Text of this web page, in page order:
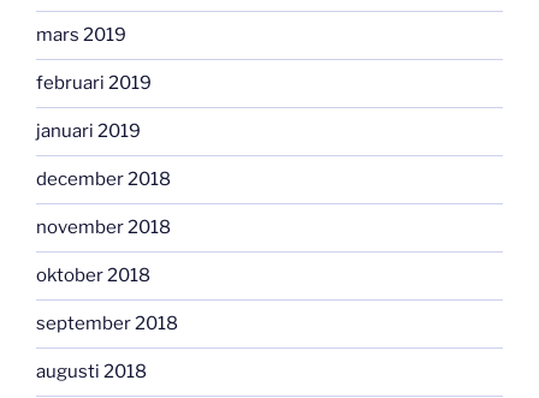
mars 2019
februari 2019
januari 2019
december 2018
november 2018
oktober 2018
september 2018
augusti 2018